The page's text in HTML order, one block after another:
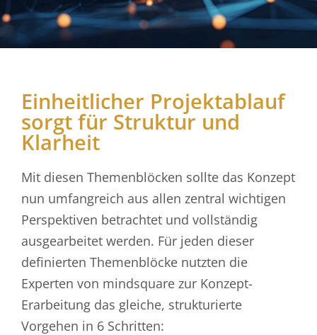
Einheitlicher Projektablauf
sorgt für Struktur und
Klarheit
Mit diesen Themenblöcken sollte das Konzept
nun umfangreich aus allen zentral wichtigen
Perspektiven betrachtet und vollständig
ausgearbeitet werden. Für jeden dieser
definierten Themenblöcke nutzten die
Experten von mindsquare zur Konzept-
Erarbeitung das gleiche, strukturierte
Vorgehen in 6 Schritten: